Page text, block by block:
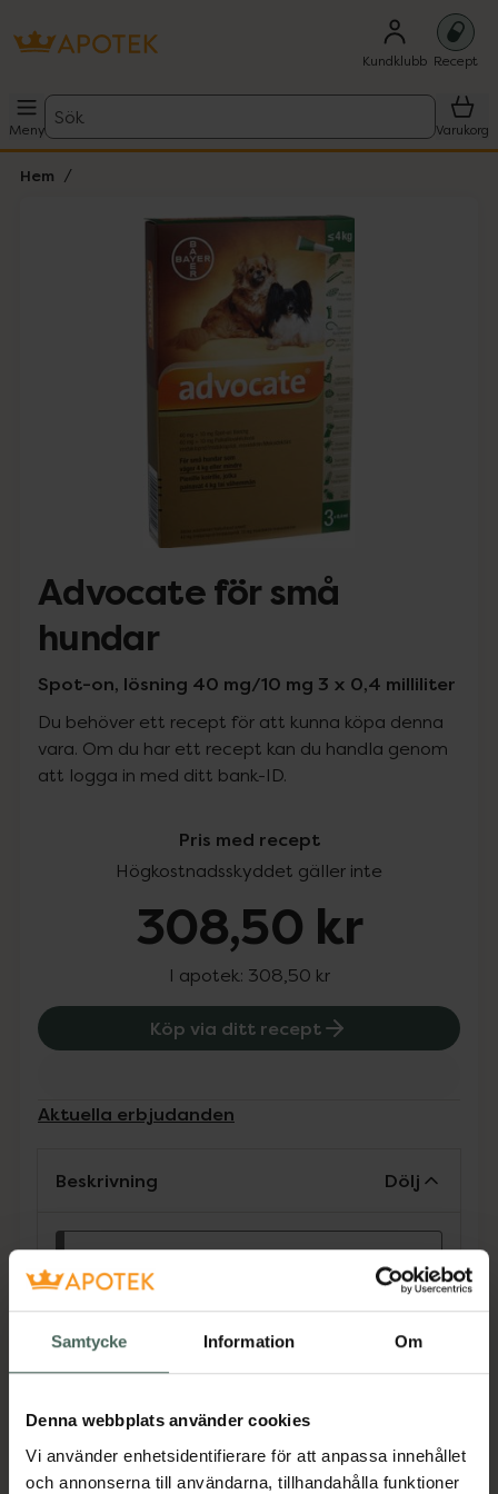
Samtycke Information Om
Denna webbplats använder cookies
Vi använder enhetsidentifierare för att anpassa innehållet
och annonserna till användarna, tillhandahålla funktioner
Kundklubb Recept
Meny
Sök
Varukorg
Hem
Lista: . Innehåller 1 objekt.
Advocate för små
hundar
Spot-on, lösning 40 mg/10 mg 3 x 0,4 milliliter
Du behöver ett recept för att kunna köpa denna
vara. Om du har ett recept kan du handla genom
att logga in med ditt bank-ID.
Pris med recept
Högkostnadsskyddet gäller inte
308,50 kr
I apotek: 308,50 kr
Köp via ditt recept
Aktuella erbjudanden
Beskrivning Dölj
användning.
(Ctenocephalides felis), behandling av
pälsätande löss (Trichodectes canis),
(Otodectes cynotis), rävskabb (orsakad av
Sarcoptes scabiei var. canis), demodikos
(orsakad av Demodex canis), profylax av